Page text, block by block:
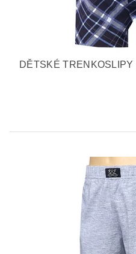
DĚTSKÉ TRENKOSLIPY